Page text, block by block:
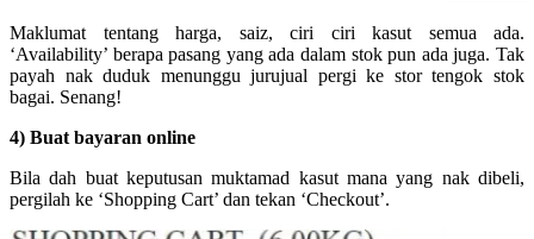
Maklumat tentang harga, saiz, ciri ciri kasut semua ada.
‘Availability’ berapa pasang yang ada dalam stok pun ada juga. Tak
payah nak duduk menunggu jurujual pergi ke stor tengok stok
bagai. Senang!
4) Buat bayaran online
Bila dah buat keputusan muktamad kasut mana yang nak dibeli,
pergilah ke ‘Shopping Cart’ dan tekan ‘Checkout’.